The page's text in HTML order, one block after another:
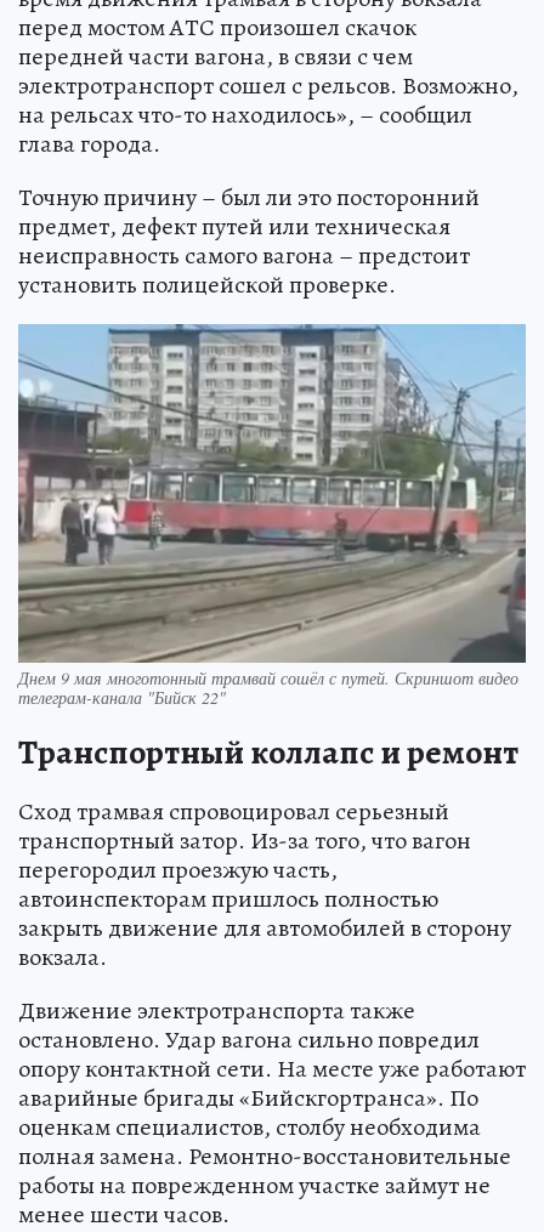
перед мостом АТС произошел скачок
передней части вагона, в связи с чем
электротранспорт сошел с рельсов. Возможно,
на рельсах что-то находилось», – сообщил
глава города.
Точную причину – был ли это посторонний
предмет, дефект путей или техническая
неисправность самого вагона – предстоит
установить полицейской проверке.
Днем 9 мая многотонный трамвай сошёл с путей. Скриншот видео
телеграм-канала "Бийск 22"
Транспортный коллапс и ремонт
Сход трамвая спровоцировал серьезный
транспортный затор. Из-за того, что вагон
перегородил проезжую часть,
автоинспекторам пришлось полностью
закрыть движение для автомобилей в сторону
вокзала.
Движение электротранспорта также
остановлено. Удар вагона сильно повредил
опору контактной сети. На месте уже работают
аварийные бригады «Бийскгортранса». По
оценкам специалистов, столбу необходима
полная замена. Ремонтно-восстановительные
работы на поврежденном участке займут не
менее шести часов.